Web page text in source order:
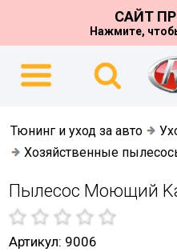
САЙТ
Нажмите,
Тюнинг и уход за авто
Хозяйственные
Пылесос Моющий
Артикул: 9006